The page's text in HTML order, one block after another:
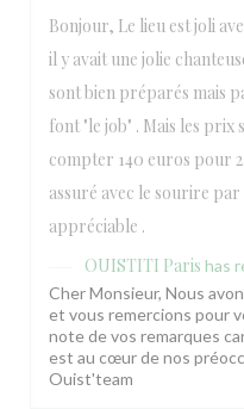
Bonjour, Le lieu est joli
il y avait une jolie
sont bien préparés mais
font "le job" . Mais les
compter 140 euros pour
assuré avec le sourire
appréciable .
OUISTITI Paris has
Cher Monsieur, Nous
et vous remercions pour
note de vos remarques
est au cœur de nos
Ouist'team